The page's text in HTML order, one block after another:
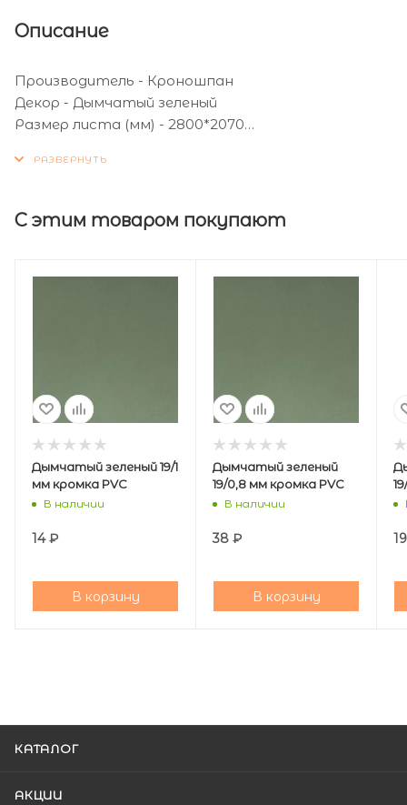
Описание
Производитель - Кроношпан
Декор - Дымчатый зеленый
Размер листа (мм) - 2800*2070
С этим товаром покупают
Дымчатый зеленый 19/1
мм кромка PVC
В наличии
14₽
В корзину
Дымчатый зеленый
19/0,8 мм кромка PVC
В наличии
38 ₽
В корзину
19
КАТАЛОГ
АКЦИИ